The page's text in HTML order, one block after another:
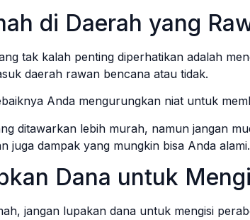
di Daerah yang
tak kalah penting diperhatikan adalah
daerah rawan bencana atau tidak.
Anda mengurungkan niat untuk
ditawarkan lebih murah, namun jangan
juga dampak yang mungkin bisa Anda alami.
Dana untuk
jangan lupakan dana untuk mengisi